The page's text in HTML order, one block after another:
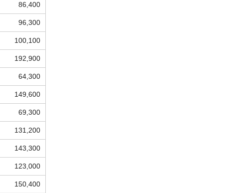
86,400
96,300
100,100
192,900
64,300
149,600
69,300
131,200
143,300
123,000
150,400